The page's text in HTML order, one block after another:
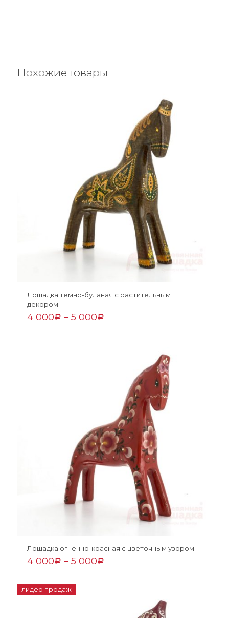
Похожие товары
Лошадка темно-буланая с растительным
декором
4 000Р – 5 000Р
Лошадка огненно-красная с цветочным узором
4 000Р – 5 000Р
лидер продаж